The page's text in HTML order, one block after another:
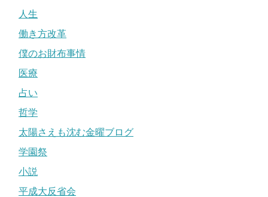
人生
働き方改革
僕のお財布事情
医療
占い
哲学
太陽さえも沈む金曜ブログ
学園祭
小説
平成大反省会